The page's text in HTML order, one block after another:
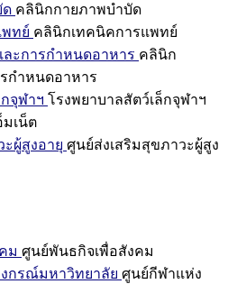
ด คลินิกกายภาพบำบัด
ทย์ คลินิกเทคนิคการแพทย์
ะการกำหนดอาหาร คลินิก
กำหนดอาหาร
จุฬาฯ โรงพยาบาลสัตว์เล็กจุฬาฯ
มเน็ต
ผู้สูงอายุ ศูนย์ส่งเสริมสุขภาวะผู้สูง
ม ศูนย์พันธกิจเพื่อสังคม
กรณ์มหาวิทยาลัย ศูนย์กีฬาแห่ง